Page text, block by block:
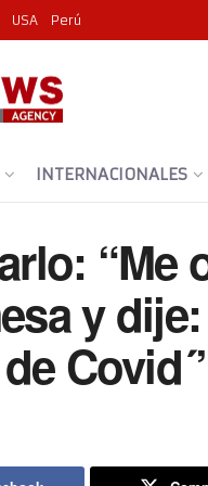
USA Perú
INTERNACIONALES
“Me
y